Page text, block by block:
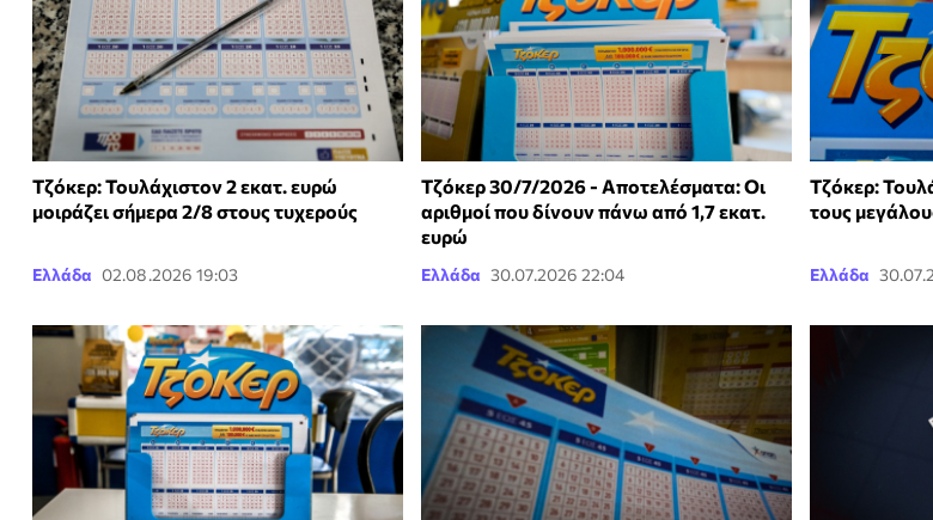
Τζόκερ: Τουλάχιστον 2 εκατ. ευρώ
μοιράζει σήμερα 2/8 στους τυχερούς
Ελλάδα 02.08.2026 19:03
Τζόκερ 30/7/2026 - Αποτελέσματα: Οι
αριθμοί που δίνουν πάνω από 1,7 εκατ.
ευρώ
Ελλάδα 30.07.2026 22:04
Τζόκερ:
τους
Ελλάδα